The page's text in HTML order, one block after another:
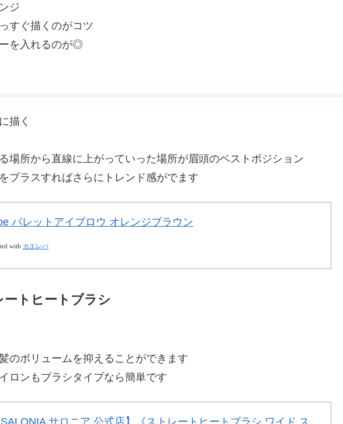
ジ
すぐ描くのがコツ
を入れるのが◎
描く
場所から直線に上がっていった場所が眉頭のベストポジション
プラスすればさらにトレンド感がでます
パレットアイブロウ オレンジブラウン
with カエレバ
トヒートブラシ
のボリュームを抑えることができます
ロンもブラシタイプなら簡単です